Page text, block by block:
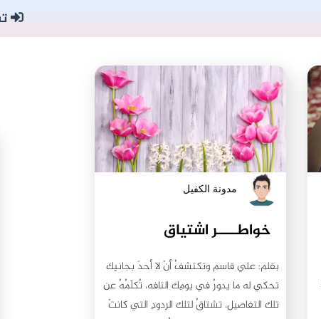
مدونة الكفيل
خواطــــر اشتياق
بقلم: علي قاسم وتكتشفُ أنْ لا أحدَ بجانبِك
تحكي له ما يدورُ في يومِك التافه، تُكلّمُهُ عن
تلك التفاصيل، تشتاقُ لتلك الردودِ التي كانتْ